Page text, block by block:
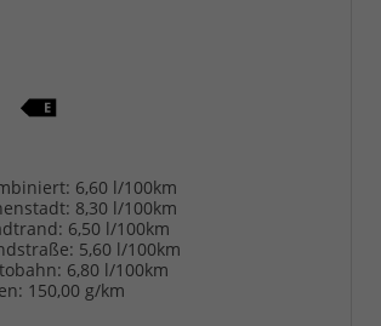
6,60 l/100km
8,30 l/100km
6,50 l/100km
5,60 l/100km
6,80 l/100km
150,00 g/km